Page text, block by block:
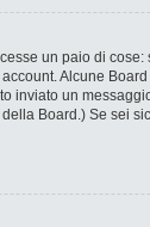
un paio di
Alcune
un
Board.) Se sei